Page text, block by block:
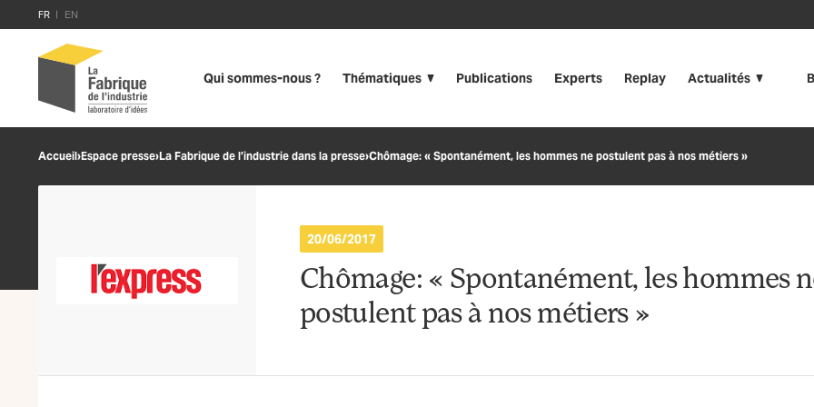
FR
EN
Qui sommes-nous ? Thématiques Publications Experts Replay Actualités
Accueil›Espace presse›La Fabrique de l’industrie dans la presse›Chômage: « Spontanément, les hommes ne postulent pas à nos métiers »
20/06/2017
Chômage: « Spontanément, les hommes
postulent pas à nos métiers »